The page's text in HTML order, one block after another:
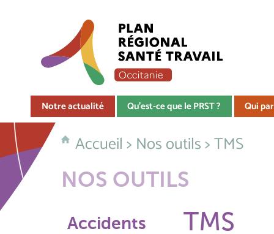
Notre actualité Qu'est-ce que le PRST ? Qui
Accueil> Nos outils> TMS
NOS OUTILS
Accidents
TMS